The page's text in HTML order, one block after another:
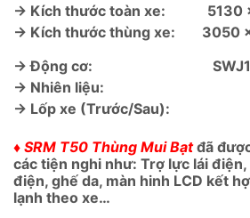
→ Kích thước toàn xe:
5130
→ Kích thước thùng xe:
3050
→ Động cơ:
→ Nhiên liệu:
→ Lốp xe (Trước/Sau):
♦ SRM T50 Thùng Mui Bạtđã
các tiện nghi như: Trợ lực lái
điện, ghế da, màn hinh LCD kết
lạnh theo xe…